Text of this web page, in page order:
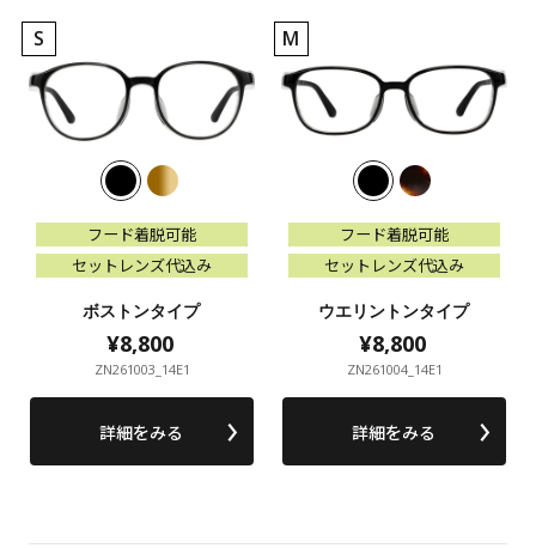
S
フード着脱可能
セットレンズ代込み
ボストンタイプ
¥8,800
ZN261003_14E1
詳細をみる
フード着脱可能
セットレンズ代込み
¥8,800
M
フード着脱可能
セットレンズ代込み
ウエリントンタイプ
¥8,800
ZN261004_14E1
詳細をみる
フード着脱可能
セットレンズ代込み
¥8,800